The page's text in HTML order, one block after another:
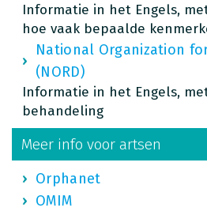
Informatie in het Engels,
hoe vaak bepaalde
National Organization
(NORD)
Informatie in het Engels,
behandeling
Meer info voor artsen
Orphanet
OMIM